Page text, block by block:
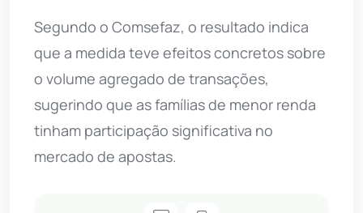
Segundo o Comsefaz, o resultado indica
que a medida teve efeitos concretos sobre
o volume agregado de transações,
sugerindo que as famílias de menor renda
tinham participação significativa no
mercado de apostas.